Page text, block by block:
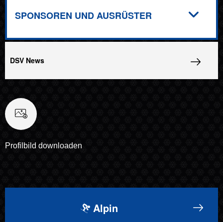
SPONSOREN UND AUSRÜSTER
DSV News
Profilbild downloaden
Alpin